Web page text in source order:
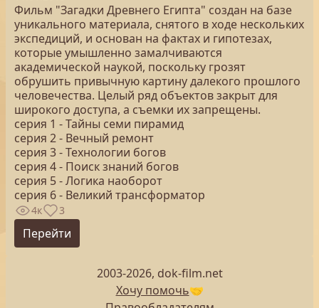
Фильм "Загадки Древнего Египта" создан на базе
уникального материала, снятого в ходе нескольких
экспедиций, и основан на фактах и гипотезах,
которые умышленно замалчиваются
академической наукой, поскольку грозят
обрушить привычную картину далекого прошлого
человечества. Целый ряд объектов закрыт для
широкого доступа, а съемки их запрещены.
серия 1 - Тайны семи пирамид
серия 2 - Вечный ремонт
серия 3 - Технологии богов
серия 4 - Поиск знаний богов
серия 5 - Логика наоборот
серия 6 - Великий трансформатор
4к 3
Перейти
2003-2026, dok-film.net
Хочу помочь🤝